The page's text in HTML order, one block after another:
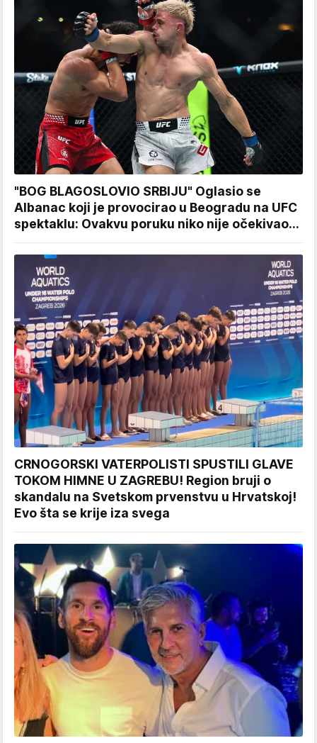
"BOG BLAGOSLOVIO SRBIJU" Oglasio se
Albanac koji je provocirao u Beogradu na UFC
spektaklu: Ovakvu poruku niko nije očekivao...
CRNOGORSKI VATERPOLISTI SPUSTILI GLAVE
TOKOM HIMNE U ZAGREBU! Region bruji o
skandalu na Svetskom prvenstvu u Hrvatskoj!
Evo šta se krije iza svega